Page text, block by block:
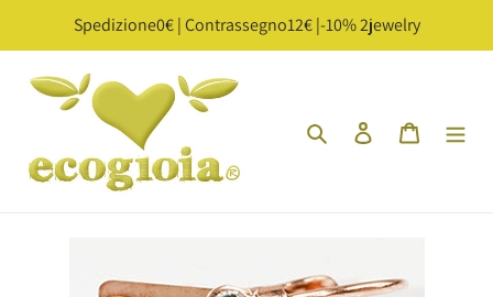
direttamente
contenuti
Spedizione0€ | Contrassegno12€ |-10% 2jewelry
Cerca Accedi Carrello